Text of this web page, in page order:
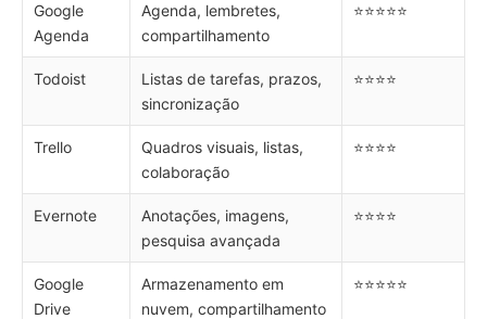
Google
Agenda
Agenda, lembretes,
compartilhamento
⭐⭐⭐⭐⭐
Todoist
Listas de tarefas, prazos,
sincronização
⭐⭐⭐⭐
Trello
Quadros visuais, listas,
colaboração
⭐⭐⭐⭐
Evernote
Anotações, imagens,
pesquisa avançada
⭐⭐⭐⭐
Google
Drive
Armazenamento em
nuvem, compartilhamento
⭐⭐⭐⭐⭐